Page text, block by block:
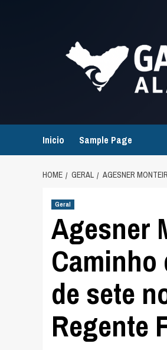
Inicio Sample Page
HOME GERAL AGESNER
Geral
Agesner
de sete
Regente